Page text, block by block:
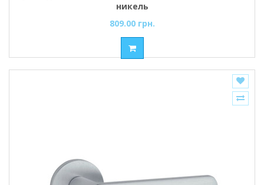
никель
809.00 грн.